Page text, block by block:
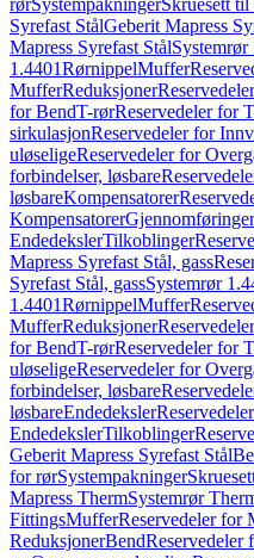
rørSystempakningerSkruesett
Syrefast StålGeberit Mapress
Mapress Syrefast StålSystemrør
1.4401RørnippelMuffer
MufferReduksjoner
for BendT-rørReservedeler for
sirkulasjonReservedeler for
uløseligeReservedeler for
forbindelser, løsbare
løsbareKompensatorer
KompensatorerGjennomføringer
EndedekslerTilkoblinger
Mapress Syrefast Stål, gass
Syrefast Stål, gassSystemrør
1.4401RørnippelMuffer
MufferReduksjoner
for BendT-rørReservedeler for
uløseligeReservedeler for
forbindelser, løsbare
løsbareEndedeksler
EndedekslerTilkoblinger
Geberit Mapress Syrefast Stål
for rørSystempakninger
Mapress ThermSystemrør
FittingsMufferReservedeler for
ReduksjonerBendReservedeler